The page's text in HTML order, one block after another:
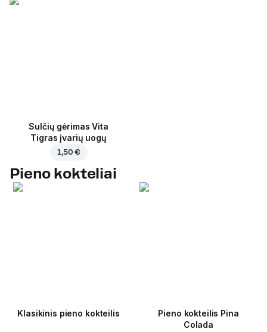
Sulčių gėrimas Vita
Tigras įvarių uogų
1,50 €
Pieno kokteliai
Klasikinis pieno kokteilis
Pieno kokteilis Pina
Colada